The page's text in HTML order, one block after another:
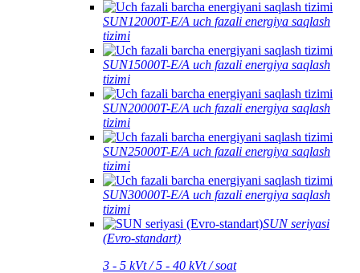
SUN12000T-E/A uch fazali energiya saqlash
tizimi
SUN15000T-E/A uch fazali energiya saqlash
tizimi
SUN20000T-E/A uch fazali energiya saqlash
tizimi
SUN25000T-E/A uch fazali energiya saqlash
tizimi
SUN30000T-E/A uch fazali energiya saqlash
tizimi
SUN seriyasi
(Evro-standart)
3 - 5 kVt / 5 - 40 kVt / soat